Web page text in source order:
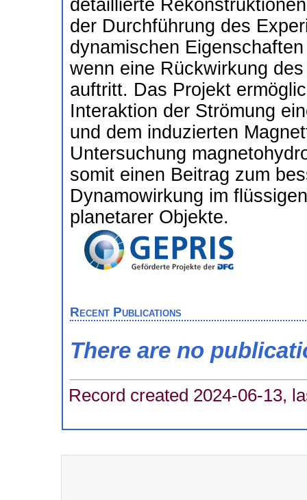
detaillierte
der Durchführung des
dynamischen
wenn eine Rückwirkung
auftritt. Das Projekt
Interaktion der Strömung
und dem induzierten
Untersuchung
somit einen Beitrag zum
Dynamowirkung im
planetarer Objekte.
Recent Publications
There are no
Record created 2024-06-13,